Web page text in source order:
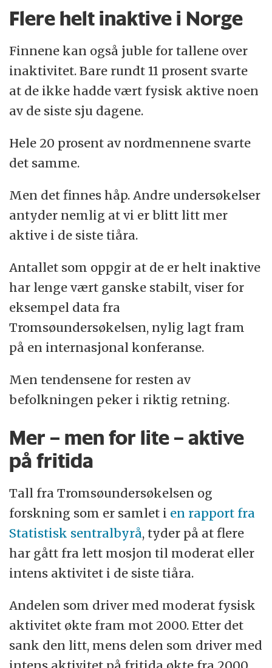
Flere helt inaktive i Norge
Finnene kan også juble for tallene over
inaktivitet. Bare rundt 11 prosent svarte
at de ikke hadde vært fysisk aktive noen
av de siste sju dagene.
Hele 20 prosent av nordmennene svarte
det samme.
Men det finnes håp. Andre undersøkelser
antyder nemlig at vi er blitt litt mer
aktive i de siste tiåra.
Antallet som oppgir at de er helt inaktive
har lenge vært ganske stabilt, viser for
eksempel data fra
Tromsøundersøkelsen, nylig lagt fram
på en internasjonal konferanse.
Men tendensene for resten av
befolkningen peker i riktig retning.
Mer – men for lite – aktive
på fritida
Tall fra Tromsøundersøkelsen og
forskning som er samlet i en rapport fra
Statistisk sentralbyrå, tyder på at flere
har gått fra lett mosjon til moderat eller
intens aktivitet i de siste tiåra.
Andelen som driver med moderat fysisk
aktivitet økte fram mot 2000. Etter det
sank den litt, mens delen som driver med